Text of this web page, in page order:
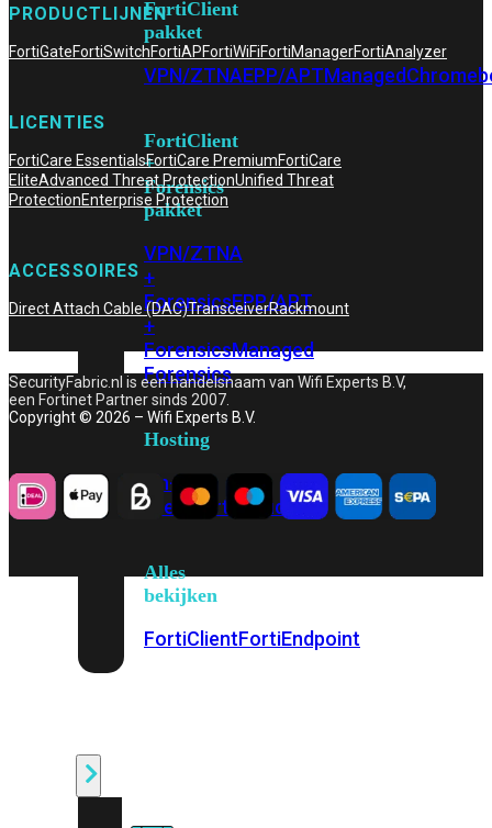
FortiClient
pakket
VPN/ZTNAEPP/APTManaged
FortiClient
+
Forensics
pakket
VPN/ZTNA
+
ForensicsEPP/APT
+
ForensicsManaged
Forensics
Hosting
On-
PremFortiCloud
Alles
bekijken
FortiClientFortiEndpoint
PRODUCTLIJNEN
FortiGateFortiSwitchFortiAPFortiWiFiFortiManagerFortiAnalyzer
LICENTIES
FortiCare EssentialsFortiCare PremiumFortiCare
EliteAdvanced Threat ProtectionUnified Threat
ProtectionEnterprise Protection
ACCESSOIRES
Direct Attach Cable (DAC)TransceiverRackmount
SecurityFabric.nl is een handelsnaam van Wifi Experts B.V,
een Fortinet Partner sinds 2007.
Copyright © 2026 – Wifi Experts B.V.